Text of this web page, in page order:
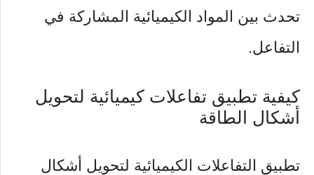
تحدث بين المواد الكيميائية المشاركة في
التفاعل.
كيفية تطبيق تفاعلات كيميائية لتحويل
أشكال الطاقة
تطبيق التفاعلات الكيميائية لتحويل أشكال